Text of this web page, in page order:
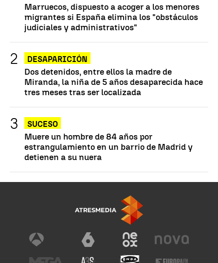
Marruecos, dispuesto a acoger a los menores
migrantes si España elimina los "obstáculos
judiciales y administrativos"
DESAPARICIÓN
Dos detenidos, entre ellos la madre de
Miranda, la niña de 5 años desaparecida hace
tres meses tras ser localizada
SUCESO
Muere un hombre de 84 años por
estrangulamiento en un barrio de Madrid y
detienen a su nuera